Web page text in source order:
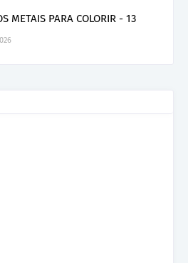
METAIS PARA COLORIR - 13